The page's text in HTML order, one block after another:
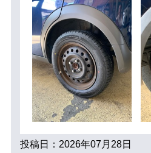
投稿日：2026年07月28日